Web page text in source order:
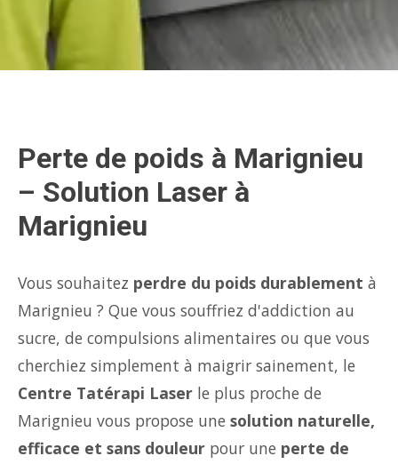
Perte de poids à Marignieu
– Solution Laser à
Marignieu
Vous souhaitez perdre du poids durablement à
Marignieu ? Que vous souffriez d'addiction au
sucre, de compulsions alimentaires ou que vous
cherchiez simplement à maigrir sainement, le
Centre Tatérapi Laser le plus proche de
Marignieu vous propose une solution naturelle,
efficace et sans douleur pour une perte de